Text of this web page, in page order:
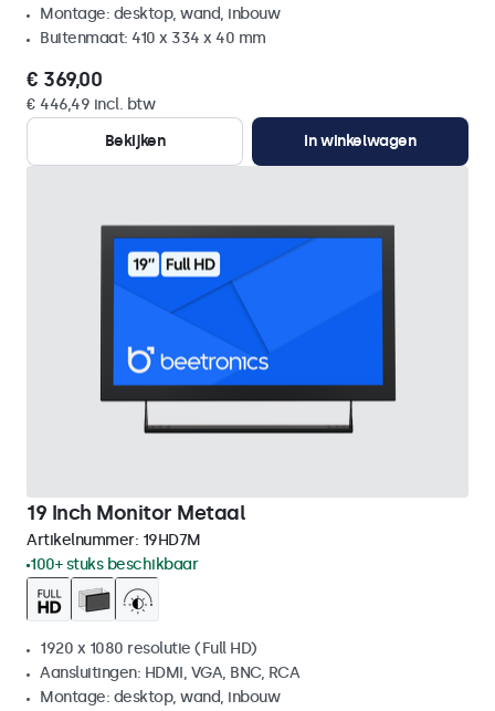
Montage: desktop, wand, inbouw
Buitenmaat: 410 x 334 x 40 mm
€ 369,00
€ 446,49 incl. btw
Bekijken
In winkelwagen
19 Inch Monitor Metaal
Artikelnummer: 19HD7M
100+ stuks beschikbaar
1920 x 1080 resolutie (Full HD)
Aansluitingen: HDMI, VGA, BNC, RCA
Montage: desktop, wand, inbouw